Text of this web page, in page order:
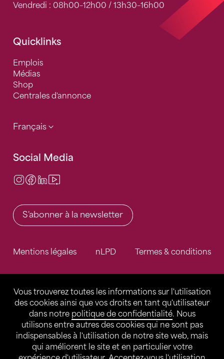
Vous trouverez toutes les informations sur l'utilisation
des cookies ainsi que vos droits en tant qu'utilisateur
dans notre politique de confidentialité. Nous
utilisons entre autres des cookies qui ne sont pas
indispensables à l'utilisation de notre site web, mais
qui améliorent le site et en particulier votre
Vendredi : 08h00–12h00 / 13h30–16h00
Quicklinks
Emplois
Médias
Shop
Centrales d'annonce
Français
Social Media
Instagram
Facebook
LinkedIn
S'abonner à la newsletter
Mentions légales nLPD Termes & conditions